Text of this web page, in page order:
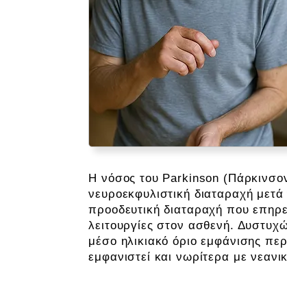
Η νόσος του Parkinson
νευροεκφυλιστική διαταραχή
προοδευτική διαταραχή που
λειτουργίες στον ασθενή.
μέσο ηλικιακό όριο εμφάνισης
εμφανιστεί και νωρίτερα με